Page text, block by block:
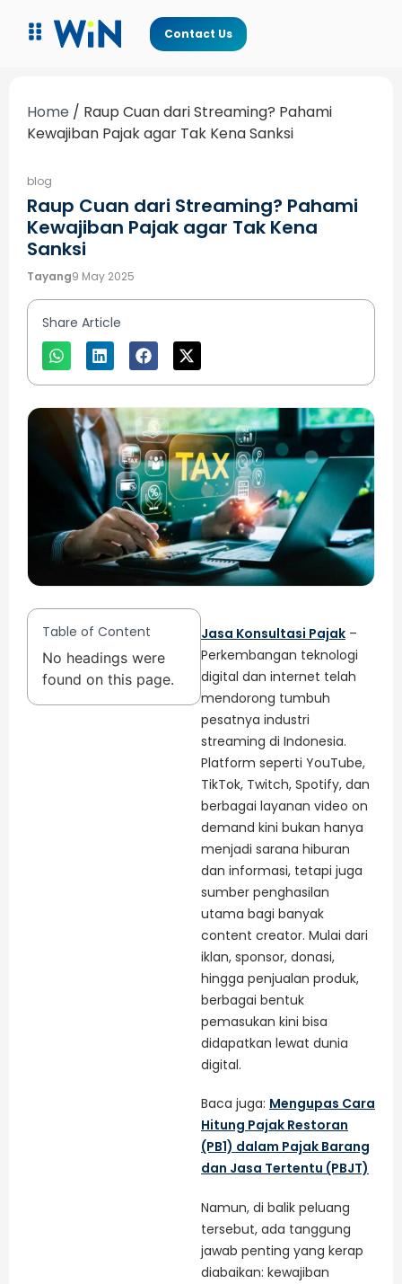
Contact Us
Home / Raup Cuan dari Streaming? Pahami
Kewajiban Pajak agar Tak Kena Sanksi
blog
Raup Cuan dari Streaming? Pahami
Kewajiban Pajak agar Tak Kena
Sanksi
Tayang9 May 2025
Share Article
Table of Content
No headings were
found on this page.
Jasa Konsultasi Pajak –
Perkembangan teknologi
digital dan internet telah
mendorong tumbuh
pesatnya industri
streaming di Indonesia.
Platform seperti YouTube,
TikTok, Twitch, Spotify, dan
berbagai layanan video on
demand kini bukan hanya
menjadi sarana hiburan
dan informasi, tetapi juga
sumber penghasilan
utama bagi banyak
content creator. Mulai dari
iklan, sponsor, donasi,
hingga penjualan produk,
berbagai bentuk
pemasukan kini bisa
didapatkan lewat dunia
digital.
Baca juga: Mengupas Cara
Hitung Pajak Restoran
(PB1) dalam Pajak Barang
dan Jasa Tertentu (PBJT)
Namun, di balik peluang
tersebut, ada tanggung
jawab penting yang kerap
diabaikan: kewajiban